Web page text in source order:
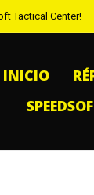
Tactical Center!
INICIO